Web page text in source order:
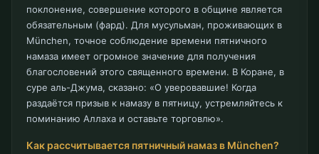
поклонение, совершение которого в общине является
обязательным (фард). Для мусульман, проживающих в
München, точное соблюдение времени пятничного
намаза имеет огромное значение для получения
благословений этого священного времени. В Коране, в
суре аль-Джума, сказано: «О уверовавшие! Когда
раздаётся призыв к намазу в пятницу, устремляйтесь к
поминанию Аллаха и оставьте торговлю».
Как рассчитывается пятничный намаз в München?